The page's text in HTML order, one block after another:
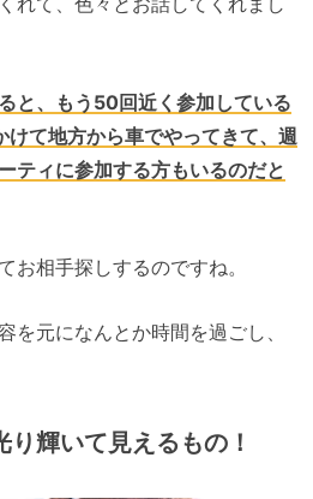
と、もう50回近く参加している
けて地方から車でやってきて、週
ティに参加する方もいるのだと
お相手探しするのですね。
を元になんとか時間を過ごし、
輝いて見えるもの！